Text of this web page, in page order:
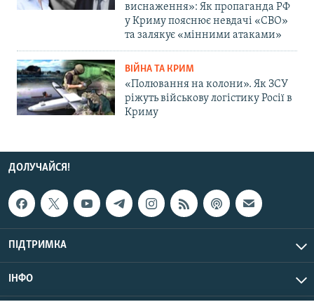
виснаження»: Як пропаганда РФ
у Криму пояснює невдачі «СВО»
та залякує «мінними атаками»
ВІЙНА ТА КРИМ
«Полювання на колони». Як ЗСУ
ріжуть військову логістику Росії в
Криму
ДОЛУЧАЙСЯ!
ПІДТРИМКА
ІНФО